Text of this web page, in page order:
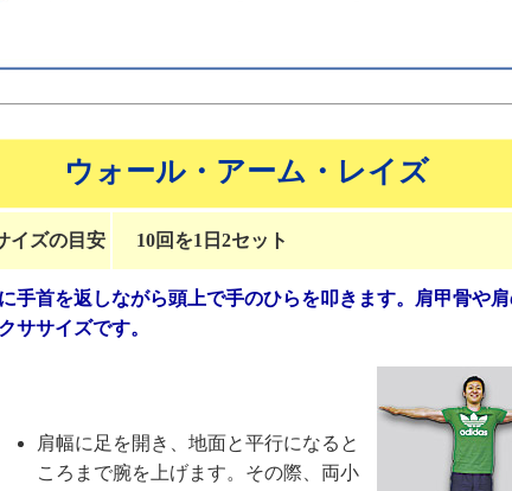
ウォール・アーム・レイズ
イズの目安 10回を1日2セット
手首を返しながら頭上で手のひらを叩きます。肩甲骨や
ササイズです。
肩幅に足を開き、地面と平行になると
ころまで腕を上げます。その際、両小